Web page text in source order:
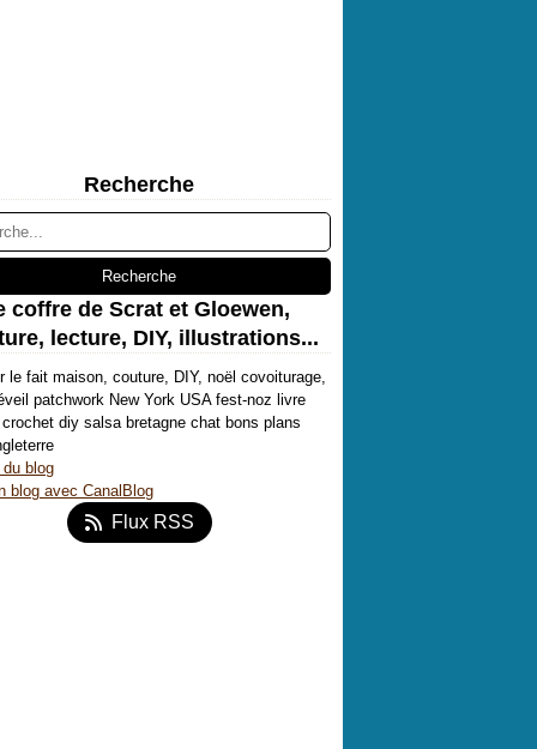
Recherche
coffre de Scrat et Gloewen,
lecture, DIY, illustrations...
le fait maison, couture, DIY, noël covoiturage,
patchwork New York USA fest-noz livre
diy salsa bretagne chat bons plans
blog
blog avec CanalBlog
Flux RSS